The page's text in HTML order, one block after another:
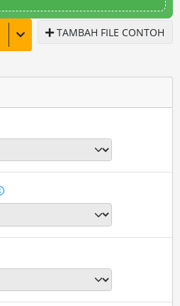
TAMBAH FILE CONTOH